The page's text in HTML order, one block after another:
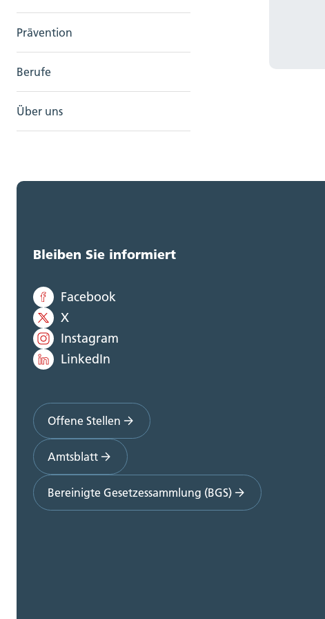
Prävention
Berufe
Über uns
Bleiben Sie informiert
Facebook
X
Instagram
LinkedIn
Offene Stellen
Amtsblatt
Bereinigte Gesetzessammlung (BGS)